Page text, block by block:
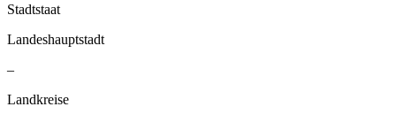
Stadtstaat
Landeshauptstadt
–
Landkreise